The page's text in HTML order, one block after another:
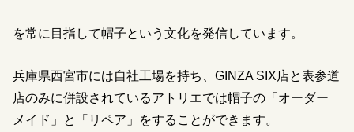
を常に目指して帽子という文化を発信しています。
兵庫県西宮市には自社工場を持ち、GINZA SIX店と表参道
店のみに併設されているアトリエでは帽子の「オーダー
メイド」と「リペア」をすることができます。